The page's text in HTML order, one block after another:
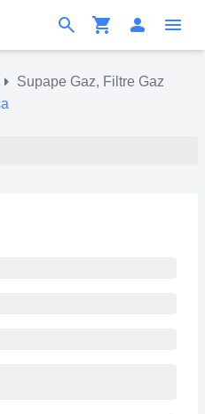
Supape Gaz, Filtre Gaz